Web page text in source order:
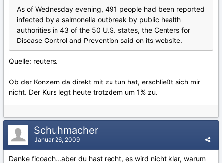
As of Wednesday evening, 491 people had been reported
infected by a salmonella outbreak by public health
authorities in 43 of the 50 U.S. states, the Centers for
Disease Control and Prevention said on its website.
Quelle: reuters.
Ob der Konzern da direkt mit zu tun hat, erschließt sich mir
nicht. Der Kurs legt heute trotzdem um 1% zu.
Schuhmacher
Januar 26, 2009
Danke ficoach...aber du hast recht, es wird nicht klar, warum